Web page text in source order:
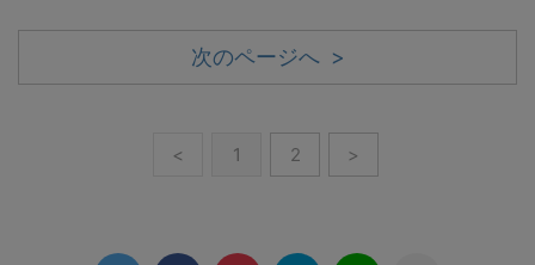
次のページへ >
< 1 2 >